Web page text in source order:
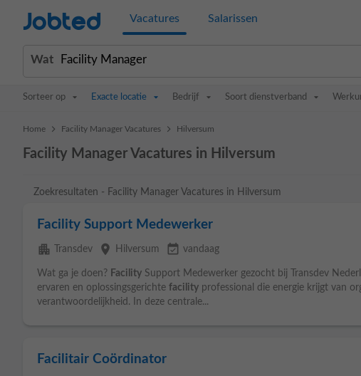
Jobted Vacatures Salarissen
Wat
Sorteer op Exacte locatie Bedrijf Soort dienstverband
Home > Facility Manager Vacatures > Hilversum
Facility Manager Vacatures in Hilversum
Zoekresultaten - Facility Manager Vacatures in Hilversum
Facility Support Medewerker
apartment Transdev place Hilversum event_available vandaag
Wat ga je doen? Facility Support Medewerker gezocht bij Transdev
ervaren en oplossingsgerichte facility professional die energie krijgt van
verantwoordelijkheid. In deze centrale...
Facilitair Coördinator